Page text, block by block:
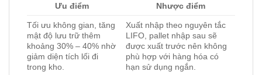
Ưu điểm Nhược điểm
Tối ưu không gian, tăng
mật độ lưu trữ thêm
khoảng 30% – 40% nhờ
giảm diện tích lối đi
trong kho.
Xuất nhập theo nguyên tắc
LIFO, pallet nhập sau sẽ
được xuất trước nên không
phù hợp với hàng hóa có
hạn sử dụng ngắn.